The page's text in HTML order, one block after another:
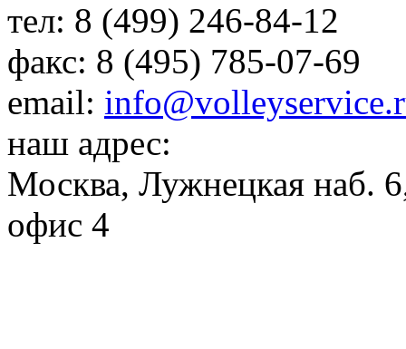
тел: 8 (499) 246-84-12
факс: 8 (495) 785-07-69
email:
наш адрес:
Москва, Лужнецкая наб.
офис 4